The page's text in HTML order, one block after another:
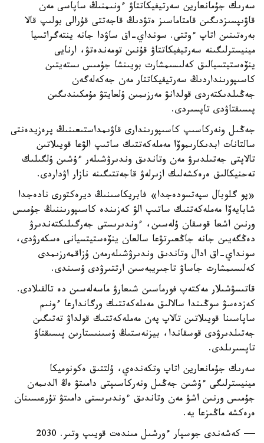
سەرىك جۇمانعارين سەرتيفيكاتتاۋ ءونىمنىڭ ساپاسى مەن
قاۋىپسىزدىگىن قامتاماسىز ەتۋدىڭ قاجەتتى قۇرالى بولىپ قالا
بەرەتىنىن اتاپ ءوتتى. سونداي-اق ساۋدا جانە ينتەگراتسيا
مينيسترلىگىنە سەرتيفيكاتتاۋ قۇنىن تومەندەتۋ، ارنايى
ينۆەستيتسيالىق كەلىسىمشارت بويىنشا جۇمىس ىستەيتىن
كاسىپورىنداردىڭ سەرتيفيكاتتار مەن جەكەلەگەن
جەڭىلدىكتەردى قولدانۋ مەرزىمىن ۇلعايتۋ مۇمكىندىگىن
پىسىقتاۋدى تاپسىردى.
جەڭىل ونەركاسىپ كاسىپورىندارى قاۋىمداستىعىنىڭ پرەزيدەنتى
سالتانات ابدىكارىموۆا مەملەكەتتىك ساتىپ الۋعا قويىلاتىن
تالاپتى جەتىلدىرۋ مەن وتاندىق وندىرۋشىلەر ءۇشىن ۇلگىلىك
تەحنيكالىق ەرەكشەلىك ازىرلەۋ قاجەتتىگىنە نازار اۋداردى.
«پو گلوبال سپەتسودەجدا» فابريكاسىنىڭ ديرەكتورى نادەجدا
شابايەۆا مەملەكەتتىك ساتىپ الۋ كەزىندە كاسىپورىننىڭ جۇمىس
ورنىن اشعا قوسقان ۇلەسىن، ءوندىرىستى جەرگىلىكتەندىرۋ
دەڭگەيىن جانە جاڭعىرتۋعا سالعان ينۆەستيتسيانى ەسكەرۋدى،
سونداي-اق ادال وتاندىق وندىرۋشىلەرمەن ۇزاقمەرزىمدى
كەلىسىمشارت جاساۋ تاجىريبەسىن ارتتىرۋدى ۇسىندى.
قاتىسۋشىلار مەكتەپ فورماسىن شىعارۋ ماسەلەسىن دە تالقىلادى.
كەزدەسۋ سوڭىندا سالالىق مەملەكەتتىك ورگاندارعا ءونىم
ساپاسىنا قويىلاتىن تالاپ پەن مەملەكەتتىك قولداۋ تەتىگىن
جەتىلدىرۋدى قوسقاندا، بيزنەستىڭ ۇسىنىستارىن پىسىقتاۋ
تاپسىرىلدى.
سەرىك جۇمانعارين اتاپ وتكەندەي، ۇلتتىق ەكونوميكا
مينيسترلىگى ءۇشىن جەڭىل ونەركاسىپتى دامىتۋ ەڭ الدىمەن
جۇمىس ورنىن اشۋ مەن وتاندىق ءوندىرىستى دامىتۋ تۇرعىسىنان
ەرەكشە ماڭىزعا يە.
— كەشەندى جوسپار ءورشىل مىندەت قويىپ وتىر. 2030